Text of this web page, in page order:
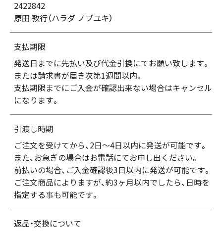
2422842
原田 敦行（ハラダ ノブユキ）
支払期限
発送日までに先払い及び代金引換にてお願い致します。
または請求書が届き次第1週間以内。
支払期限までにご入金が確認出来ない場合はキャンセル
になります。
引渡し時期
ご注文を受けてから、2日～4日以内に発送が可能です。
また、お急ぎの場合はお電話にてお申し出ください。
前払いの場合、ご入金確認後3日以内に発送が可能です。
ご注文商品によりますが、約3ヶ月以内でしたら、日時を
指定する事も可能です。
返品・交換について